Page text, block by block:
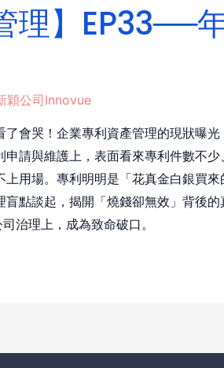
理】EP33──
穎公司Innovue
會哭！企業專利資產管理的現狀曝光
請與維護上，表面看來專利件數不
用場。專利明明是「花真金白銀買
點談起，揭開「燒錢卻無效」背後
治理上，成為致命破口。